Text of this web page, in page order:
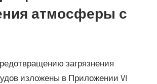
атмосферы с
загрязнения
изложены в Приложении VI